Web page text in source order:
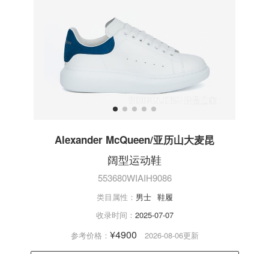
Alexander McQueen/亚历山大麦昆
阔型运动鞋
553680WIAIH9086
类目属性： 男士 鞋履
收录时间： 2025-07-07
参考价格： ¥4900 2026-08-06更新